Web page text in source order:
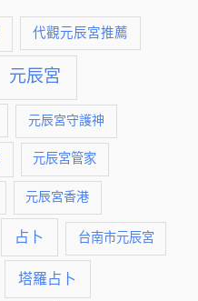
代觀元辰宮推薦
元辰宮
元辰宮守護神
元辰宮管家
元辰宮香港
占卜 台南市元辰宮
塔羅占卜